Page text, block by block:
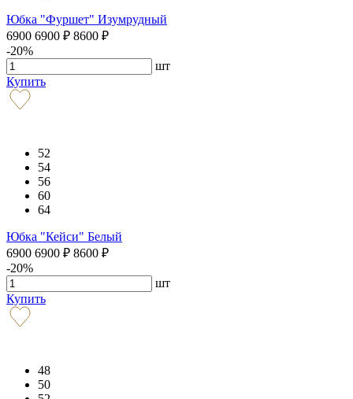
Юбка "Фуршет" Изумрудный
6900 6900 ₽ 8600 ₽
-20%
шт
Купить
52
54
56
60
64
Юбка "Кейси" Белый
6900 6900 ₽ 8600 ₽
-20%
шт
Купить
48
50